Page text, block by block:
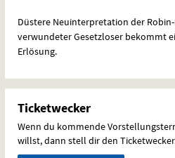
Düstere Neuinterpretation der
verwundeter Gesetzloser bekommt
Erlösung.
Ticketwecker
Wenn du kommende
willst, dann stell dir den